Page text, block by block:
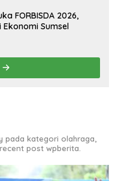
FORBISDA 2026,
Sumsel
pada kategori olahraga,
post wpberita.